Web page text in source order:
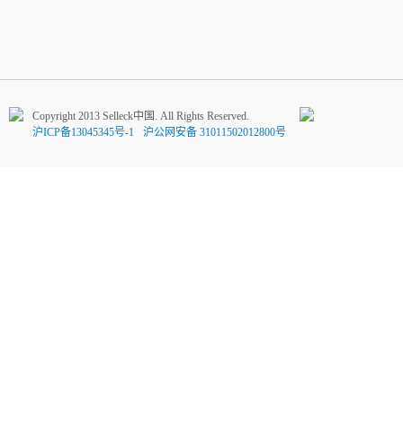
Copyright 2013 Selleck中国. All Rights Reserved.
沪ICP备13045345号-1
沪公网安备 31011502012800号